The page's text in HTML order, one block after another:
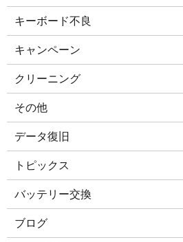
キーボード不良
キャンペーン
クリーニング
その他
データ復旧
トピックス
バッテリー交換
ブログ